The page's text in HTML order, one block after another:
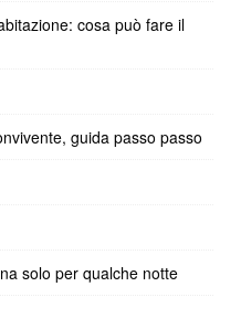
cosa può fare il
guida passo passo
solo per qualche notte